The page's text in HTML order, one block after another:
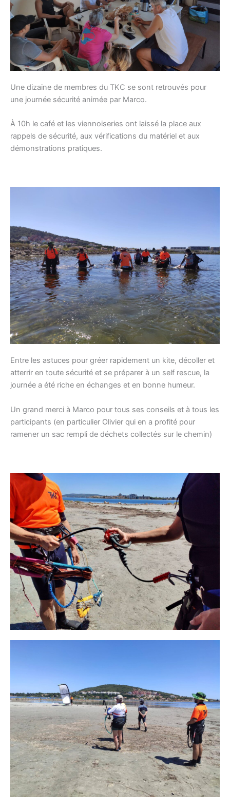
Une dizaine de membres du TKC se sont retrouvés pour
une journée sécurité animée par Marco.
À 10h le café et les viennoiseries ont laissé la place aux
rappels de sécurité, aux vérifications du matériel et aux
démonstrations pratiques.
Entre les astuces pour gréer rapidement un kite, décoller et
atterrir en toute sécurité et se préparer à un self rescue, la
journée a été riche en échanges et en bonne humeur.
Un grand merci à Marco pour tous ses conseils et à tous les
participants (en particulier Olivier qui en a profité pour
ramener un sac rempli de déchets collectés sur le chemin)